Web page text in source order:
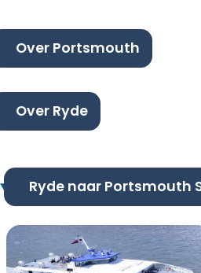
Over Portsmouth
Over Ryde
Ryde naar Portsmouth